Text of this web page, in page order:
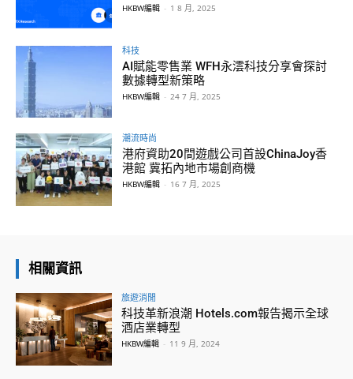
HKBW編輯 - 1 8 月, 2025
科技
AI賦能零售業 WFH永澐科技分享會探討
數據轉型新策略
HKBW編輯 - 24 7 月, 2025
潮流時尚
港府資助20間遊戲公司首設ChinaJoy香
港館 冀拓內地市場創商機
HKBW編輯 - 16 7 月, 2025
相關資訊
旅遊消閒
科技革新浪潮 Hotels.com報告揭示全球
酒店業轉型
HKBW編輯 - 11 9 月, 2024